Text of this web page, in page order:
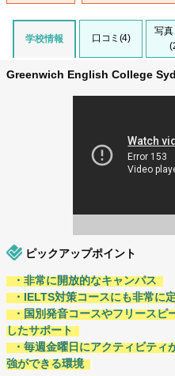
学校情報 口コミ(4)
写真
Greenwich English College
ピックアップポイント
・非常に開放的なキャンパス
・IELTS対策コースにも非常に
・国別発音コースやフリースピ
したサポート
・毎週金曜日にアクティビティ
強ができる環境